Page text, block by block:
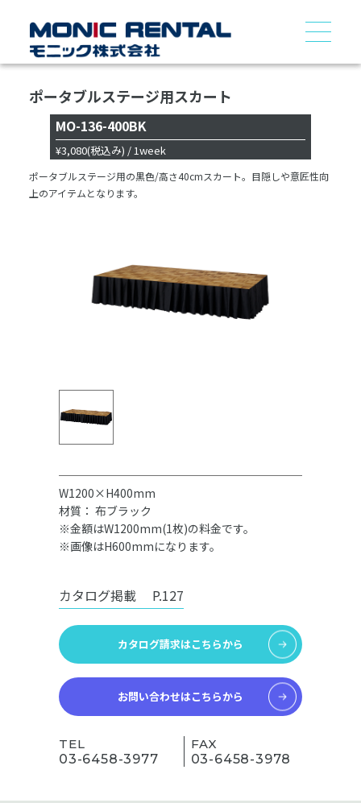
ポータブルステージ用スカート
MO-136-400BK
¥3,080(税込み) / 1week
ポータブルステージ用の黒色/高さ40cmスカート。目隠しや意匠性向
上のアイテムとなります。
W1200×H400mm
材質： 布ブラック
※金額はW1200mm(1枚)の料金です。
※画像はH600mmになります。
カタログ掲載 P.127
カタログ請求はこちらから
お問い合わせはこちらから
TEL
03-6458-3977
FAX
03-6458-3978